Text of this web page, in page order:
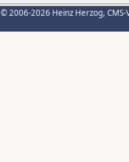
© 2006-2026 Heinz Herzog,